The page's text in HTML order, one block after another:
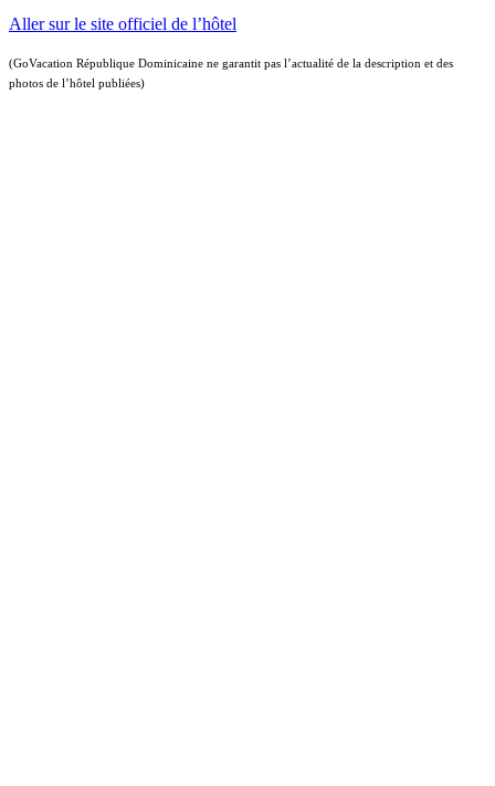
Aller sur le site officiel de l’hôtel
(GoVacation République Dominicaine ne garantit pas l’actualité de la description et des
photos de l’hôtel publiées)